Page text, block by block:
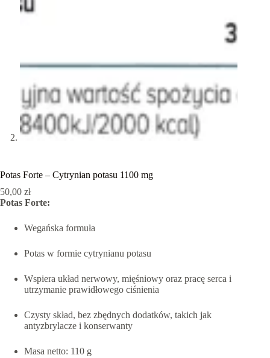
Potas Forte – Cytrynian potasu 1100 mg
50,00 zł
Potas Forte:
Wegańska formuła
Potas w formie cytrynianu potasu
Wspiera układ nerwowy, mięśniowy oraz pracę serca i
utrzymanie prawidłowego ciśnienia
Czysty skład, bez zbędnych dodatków, takich jak
antyzbrylacze i konserwanty
Masa netto: 110 g